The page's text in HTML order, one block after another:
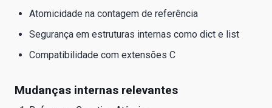
Atomicidade na contagem de referência
Segurança em estruturas internas como dict e list
Compatibilidade com extensões C
Mudanças internas relevantes